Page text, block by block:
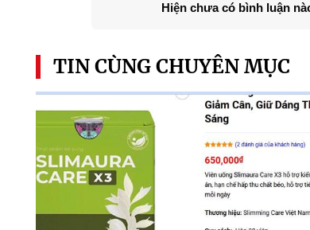
Hiện chưa có bình luận
TIN CÙNG CHUYÊN MỤC